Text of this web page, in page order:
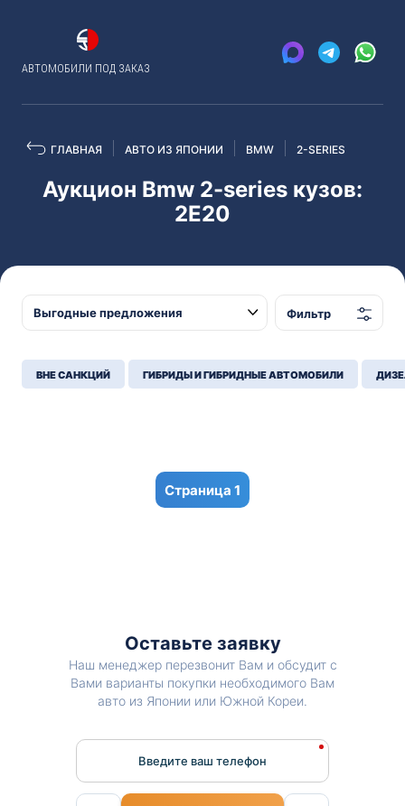
АВТОМОБИЛИ ПОД ЗАКАЗ
ГЛАВНАЯ АВТО ИЗ ЯПОНИИ BMW 2-SERIES
Аукцион Bmw 2-series кузов:
2E20
Фильтр
ВНЕ САНКЦИЙ ГИБРИДЫ И ГИБРИДНЫЕ АВТОМОБИЛИ
1
Оставьте заявку
Наш менеджер перезвонит Вам и обсудит с
Вами варианты покупки необходимого Вам
авто из Японии или Южной Кореи.
Введите ваш телефон